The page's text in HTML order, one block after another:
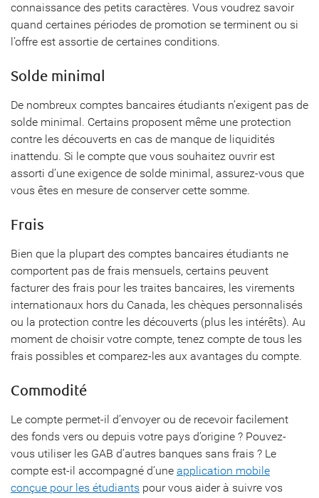
connaissance des petits caractères. Vous voudrez savoir
quand certaines périodes de promotion se terminent ou si
l’offre est assortie de certaines conditions.
Solde minimal
De nombreux comptes bancaires étudiants n’exigent pas de
solde minimal. Certains proposent même une protection
contre les découverts en cas de manque de liquidités
inattendu. Si le compte que vous souhaitez ouvrir est
assorti d’une exigence de solde minimal, assurez-vous que
vous êtes en mesure de conserver cette somme.
Frais
Bien que la plupart des comptes bancaires étudiants ne
comportent pas de frais mensuels, certains peuvent
facturer des frais pour les traites bancaires, les virements
internationaux hors du Canada, les chèques personnalisés
ou la protection contre les découverts (plus les intérêts). Au
moment de choisir votre compte, tenez compte de tous les
frais possibles et comparez-les aux avantages du compte.
Commodité
Le compte permet-il d’envoyer ou de recevoir facilement
des fonds vers ou depuis votre pays d’origine ? Pouvez-
vous utiliser les GAB d’autres banques sans frais ? Le
compte est-il accompagné d’une application mobile
conçue pour les étudiants pour vous aider à suivre vos